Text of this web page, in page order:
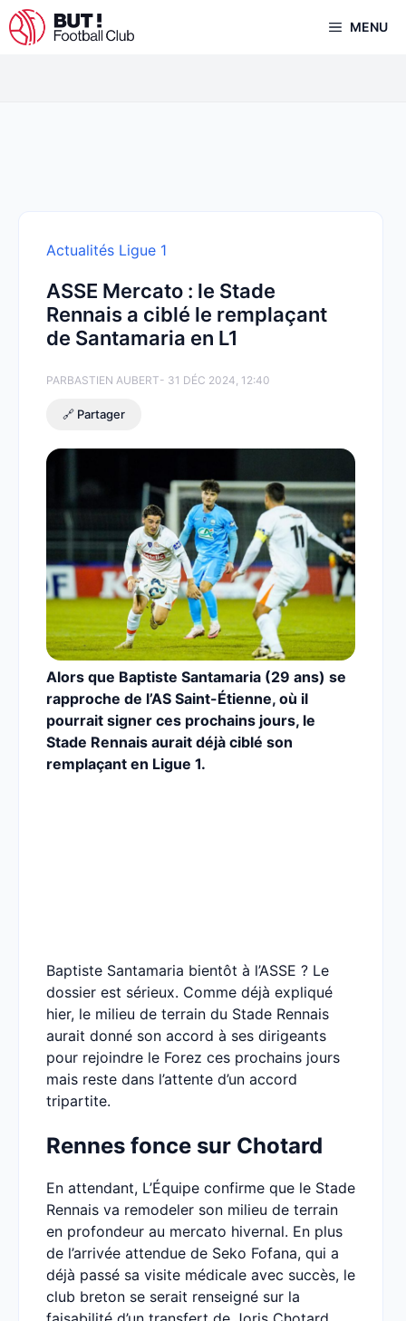
Aller
au
MENU
Actualités Ligue 1
ASSE Mercato : le Stade
Rennais a ciblé le remplaçant
de Santamaria en L1
PARBASTIEN AUBERT- 31 DÉC 2024, 12:40
🔗 Partager
Alors que Baptiste Santamaria (29 ans) se
rapproche de l’AS Saint-Étienne, où il
pourrait signer ces prochains jours, le
Stade Rennais aurait déjà ciblé son
remplaçant en Ligue 1.
Baptiste Santamaria bientôt à l’ASSE ? Le
dossier est sérieux. Comme déjà expliqué
hier, le milieu de terrain du Stade Rennais
aurait donné son accord à ses dirigeants
pour rejoindre le Forez ces prochains jours
mais reste dans l’attente d’un accord
tripartite.
Rennes fonce sur Chotard
En attendant, L’Équipe confirme que le Stade
Rennais va remodeler son milieu de terrain
en profondeur au mercato hivernal. En plus
de l’arrivée attendue de Seko Fofana, qui a
déjà passé sa visite médicale avec succès, le
club breton se serait renseigné sur la